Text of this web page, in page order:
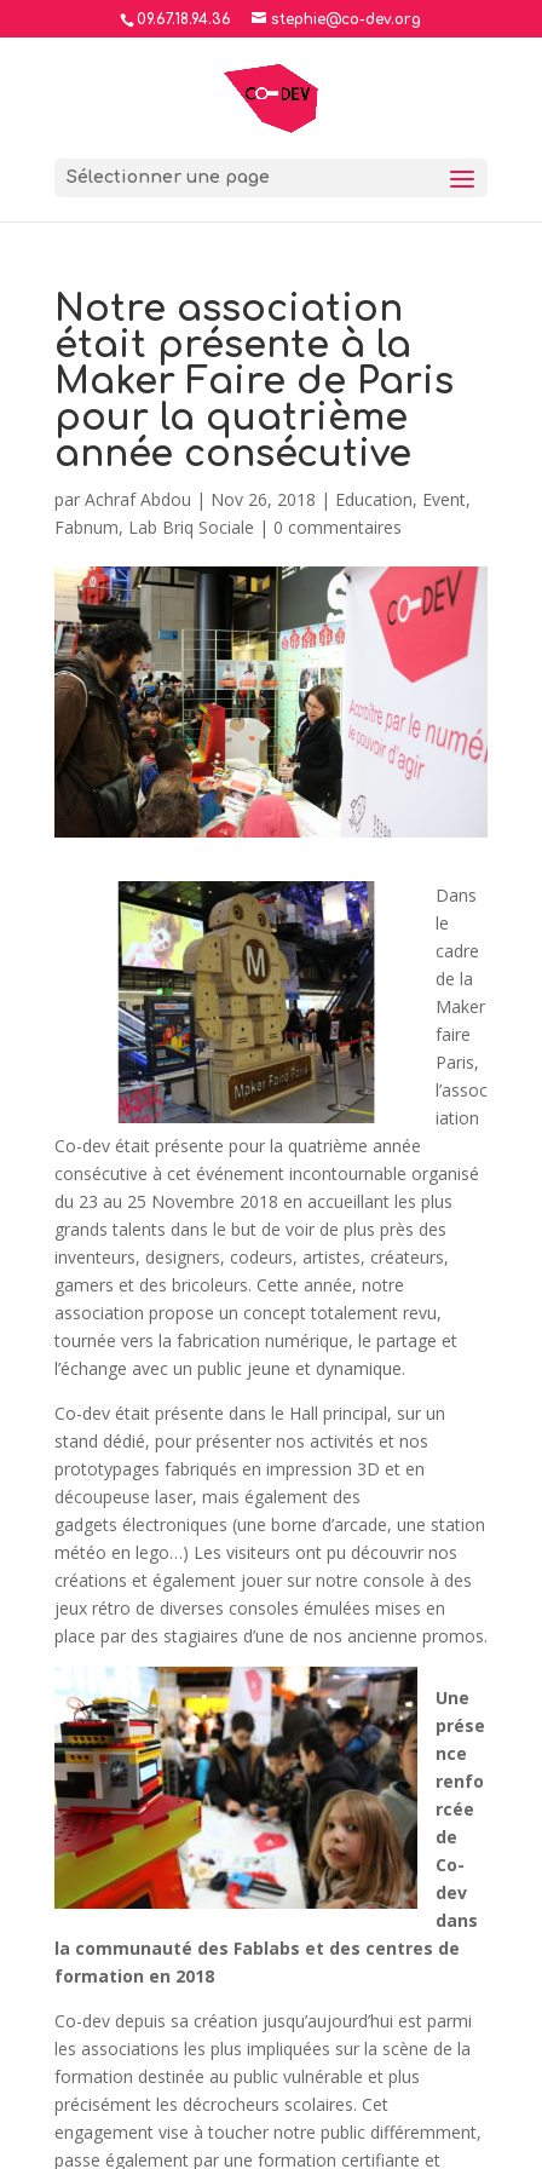
09.67.18.94.36 stephie@co-dev.org
Sélectionner une page
Notre association
était présente à la
Maker Faire de Paris
pour la quatrième
année consécutive
par Achraf Abdou | Nov 26, 2018 | Education, Event,
Fabnum, Lab Briq Sociale | 0 commentaires
Dans
le
cadre
de la
Maker
faire
Paris,
l’assoc
iation
Co-dev était présente pour la quatrième année
consécutive à cet événement incontournable organisé
du 23 au 25 Novembre 2018 en accueillant les plus
grands talents dans le but de voir de plus près des
inventeurs, designers, codeurs, artistes, créateurs,
gamers et des bricoleurs. Cette année, notre
association propose un concept totalement revu,
tournée vers la fabrication numérique, le partage et
l’échange avec un public jeune et dynamique.
Co-dev était présente dans le Hall principal, sur un
stand dédié, pour présenter nos activités et nos
prototypages fabriqués en impression 3D et en
découpeuse laser, mais également des
gadgets électroniques (une borne d’arcade, une station
météo en lego…) Les visiteurs ont pu découvrir nos
créations et également jouer sur notre console à des
jeux rétro de diverses consoles émulées mises en
place par des stagiaires d’une de nos ancienne promos.
Une
prése
nce
renfo
rcée
de
Co-
dev
dans
la communauté des Fablabs et des centres de
formation en 2018
Co-dev depuis sa création jusqu’aujourd’hui est parmi
les associations les plus impliquées sur la scène de la
formation destinée au public vulnérable et plus
précisément les décrocheurs scolaires. Cet
engagement vise à toucher notre public différemment,
passe également par une formation certifiante et